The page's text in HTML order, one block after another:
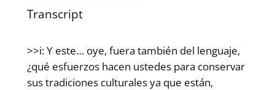
Transcript
>>i: Y este… oye, fuera también del lenguaje,
¿qué esfuerzos hacen ustedes para conservar
sus tradiciones culturales ya que están,